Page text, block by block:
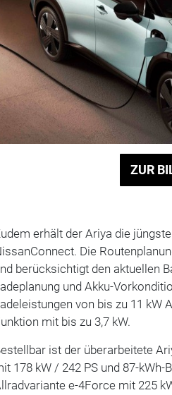
ZUR
erhält der Ariya die
Die
berücksichtigt den aktuellen
und Akku-
von bis zu 11 kW
mit bis zu 3,7 kW.
ist der überarbeitete
178 kW / 242 PS und 87-
e-4Force mit 225